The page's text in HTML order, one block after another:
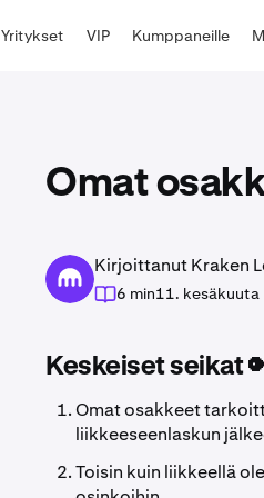
Yritykset VIP Kumppaneille
Omat
Kirjoittanut Kraken
6 min11. kesäkuuta
Keskeiset seikat
Omat osakkeet
liikkeeseenlaskun
Toisin kuin liikkeellä